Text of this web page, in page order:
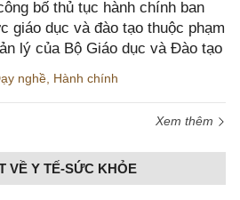
bố thủ tục hành chính ban
giáo dục và đào tạo thuộc phạm
lý của Bộ Giáo dục và Đào tạo
nghề Hành chính
Xem thêm
VỀ Y TẾ-SỨC KHỎE